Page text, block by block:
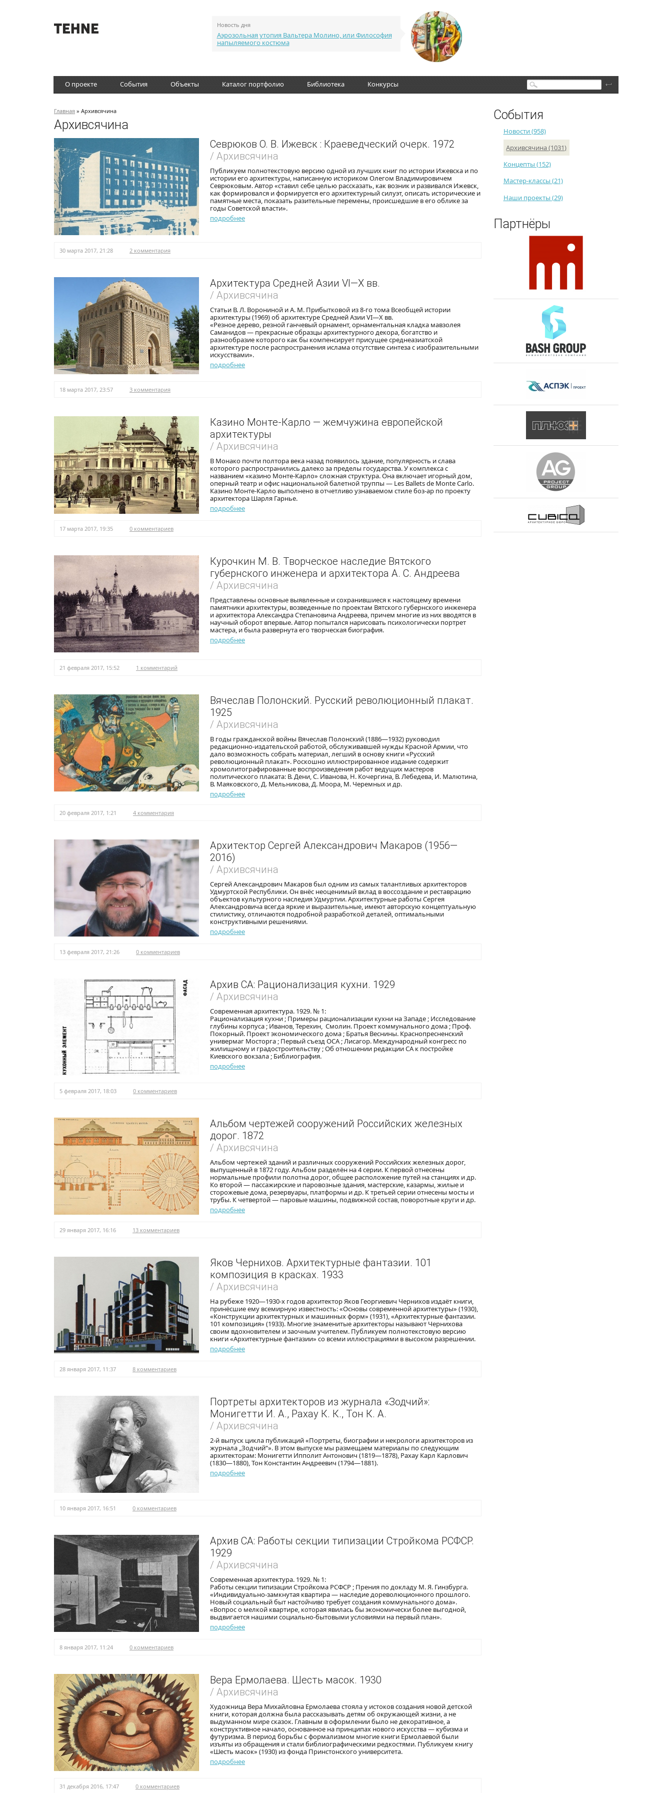
Новость дня
Аэрозольная утопия Вальтера Молино, или Философия
напыляемого костюма
О проекте События Объекты Каталог портфолио Библиотека Конкурсы Поиск
Главная » Архивсячина
Архивсячина
Севрюков О. В. Ижевск : Краеведческий очерк. 1972
/ Архивсячина
Публикуем полнотекстовую версию одной из лучших книг по истории Ижевска и по
истории его архитектуры, написанную историком Олегом Владимировичем
Севрюковым. Автор «ставил себе целью рассказать, как возник и развивался Ижевск,
как формировался и формируется его архитектурный силуэт, описать исторические и
памятные места, показать разительные перемены, происшедшие в его облике за
годы Советской власти».
подробнее
30 марта 2017, 21:28 2 комментария
Архитектура Средней Азии VI—X вв.
/ Архивсячина
Статьи В. Л. Ворониной и А. М. Прибытковой из 8-го тома Всеобщей истории
архитектуры (1969) об архитектуре Средней Азии VI—X вв.
«Резное дерево, резной ганчевый орнамент, орнаментальная кладка мавзолея
Саманидов — прекрасные образцы архитектурного декора, богатство и
разнообразие которого как бы компенсирует присущее среднеазиатской
архитектуре после распространения ислама отсутствие синтеза с изобразительными
искусствами».
подробнее
18 марта 2017, 23:57 3 комментария
Казино Монте-Карло — жемчужина европейской
архитектуры
/ Архивсячина
В Монако почти полтора века назад появилось здание, популярность и слава
которого распространились далеко за пределы государства. У комплекса с
названием «казино Монте-Карло» сложная структура. Она включает игорный дом,
оперный театр и офис национальной балетной труппы — Les Ballets de Monte Carlo.
Казино Монте-Карло выполнено в отчетливо узнаваемом стиле боз-ар по проекту
архитектора Шарля Гарнье.
подробнее
17 марта 2017, 19:35 0 комментариев
Курочкин М. В. Творческое наследие Вятского
губернского инженера и архитектора А. С. Андреева
/ Архивсячина
Представлены основные выявленные и сохранившиеся к настоящему времени
памятники архитектуры, возведенные по проектам Вятского губернского инженера
и архитектора Александра Степановича Андреева, причем многие из них вводятся в
научный оборот впервые. Автор попытался нарисовать психологически портрет
мастера, и была развернута его творческая биография.
подробнее
21 февраля 2017, 15:52 1 комментарий
Вячеслав Полонский. Русский революционный плакат.
1925
/ Архивсячина
В годы гражданской войны Вячеслав Полонский (1886—1932) руководил
редакционно-издательской работой, обслуживавшей нужды Красной Армии, что
дало возможность собрать материал, легший в основу книги «Русский
революционный плакат». Роскошно иллюстрированное издание содержит
хромолитографированные воспроизведения работ ведущих мастеров
политического плаката: В. Дени, С. Иванова, Н. Кочергина, В. Лебедева, И. Малютина,
В. Маяковского, Д. Мельникова, Д. Моора, М. Черемных и др.
подробнее
20 февраля 2017, 1:21 4 комментария
Архитектор Сергей Александрович Макаров (1956—
2016)
/ Архивсячина
Сергей Александрович Макаров был одним из самых талантливых архитекторов
Удмуртской Республики. Он внёс неоценимый вклад в воссоздание и реставрацию
объектов культурного наследия Удмуртии. Архитектурные работы Сергея
Александровича всегда яркие и выразительные, имеют авторскую концептуальную
стилистику, отличаются подробной разработкой деталей, оптимальными
конструктивными решениями.
подробнее
13 февраля 2017, 21:26 0 комментариев
Архив СА: Рационализация кухни. 1929
/ Архивсячина
Современная архитектура. 1929. № 1:
Рационализация кухни ; Примеры рационализации кухни на Западе ; Исследование
глубины корпуса ; Иванов, Терехин, Смолин. Проект коммунального дома ; Проф.
Покорный. Проект экономического дома ; Братья Веснины. Краснопресненский
универмаг Мосторга ; Первый съезд ОСА ; Лисагор. Международный конгресс по
жилищному и градостроительству ; Об отношении редакции СА к постройке
Киевского вокзала ; Библиография.
подробнее
5 февраля 2017, 18:03 0 комментариев
Альбом чертежей сооружений Российских железных
дорог. 1872
/ Архивсячина
Альбом чертежей зданий и различных сооружений Российских железных дорог,
выпущенный в 1872 году. Альбом разделён на 4 серии. К первой отнесены
нормальные профили полотна дорог, общее расположение путей на станциях и др.
Ко второй — пассажирские и паровозные здания, мастерские, казармы, жилые и
сторожевые дома, резервуары, платформы и др. К третьей серии отнесены мосты и
трубы. К четвертой — паровые машины, подвижной состав, поворотные круги и др.
подробнее
29 января 2017, 16:16 13 комментариев
Яков Чернихов. Архитектурные фантазии. 101
композиция в красках. 1933
/ Архивсячина
На рубеже 1920—1930-х годов архитектор Яков Георгиевич Чернихов издаёт книги,
принёсшие ему всемирную известность: «Основы современной архитектуры» (1930),
«Конструкции архитектурных и машинных форм» (1931), «Архитектурные фантазии.
101 композиция» (1933). Многие знаменитые архитекторы называют Чернихова
своим вдохновителем и заочным учителем. Публикуем полнотекстовую версию
книги «Архитектурные фантазии» со всеми иллюстрациями в высоком разрешении.
подробнее
28 января 2017, 11:37 8 комментариев
Портреты архитекторов из журнала «Зодчий»:
Монигетти И. А., Рахау К. К., Тон К. А.
/ Архивсячина
2-й выпуск цикла публикаций «Портреты, биографии и некрологи архитекторов из
журнала „Зодчий“». В этом выпуске мы размещаем материалы по следующим
архитекторам: Монигетти Ипполит Антонович (1819—1878), Рахау Карл Карлович
(1830—1880), Тон Константин Андреевич (1794—1881).
подробнее
10 января 2017, 16:51 0 комментариев
Архив СА: Работы секции типизации Стройкома РСФСР.
1929
/ Архивсячина
Современная архитектура. 1929. № 1:
Работы секции типизации Стройкома РСФСР ; Прения по докладу М. Я. Гинзбурга.
«Индивидуально-замкнутая квартира — наследие дореволюционного прошлого.
Новый социальный быт настойчиво требует создания коммунального дома».
«Вопрос о мелкой квартире, которая явилась бы экономически более выгодной,
выдвигается нашими социально-бытовыми условиями на первый план».
подробнее
8 января 2017, 11:24 0 комментариев
Вера Ермолаева. Шесть масок. 1930
/ Архивсячина
Художница Вера Михайловна Ермолаева стояла у истоков создания новой детской
книги, которая должна была рассказывать детям об окружающей жизни, а не
выдуманном мире сказок. Главным в оформлении было не декоративное, а
конструктивное начало, основанное на принципах нового искусства — кубизма и
футуризма. В период борьбы с формализмом многие книги Ермолаевой были
изъяты из обращения и стали библиографическими редкостями. Публикуем книгу
«Шесть масок» (1930) из фонда Принстонского университета.
подробнее
31 декабря 2016, 17:47 0 комментариев
События
Новости (958)
Архивсячина (1031)
Концепты (152)
Мастер-классы (21)
Наши проекты (29)
Партнёры